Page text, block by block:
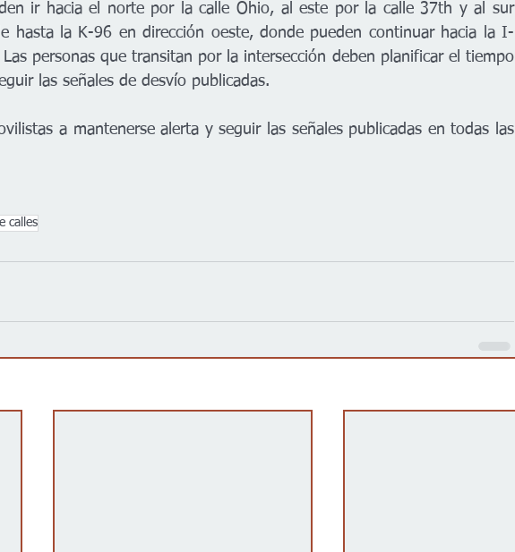
ir hacia el norte por la calle Ohio, al este por la calle 37th y al sur
hasta la K-96 en dirección oeste, donde pueden continuar hacia la I-
personas que transitan por la intersección deben planificar el tiempo
las señales de desvío publicadas.
a mantenerse alerta y seguir las señales publicadas en todas las
calles